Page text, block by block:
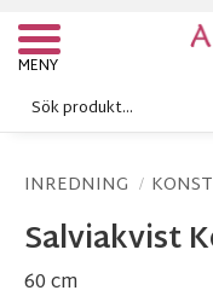
Meny
INREDNING
Salviakvist
60 cm